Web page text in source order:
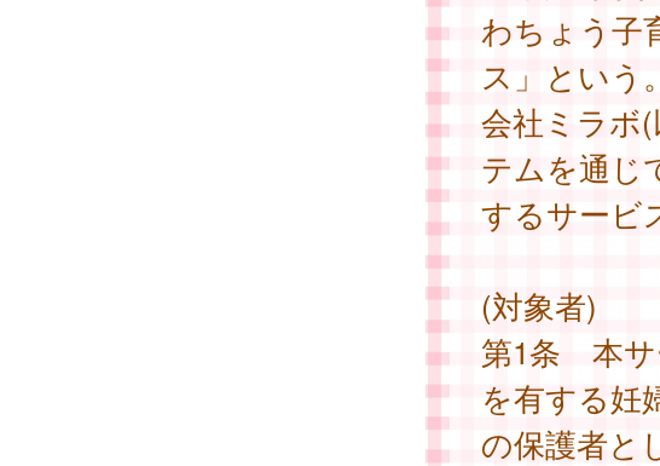
わちょう子
ス」という
会社ミラボ
テムを通じ
するサービ
(対象者)
第1条 本サ
を有する妊
の保護者と